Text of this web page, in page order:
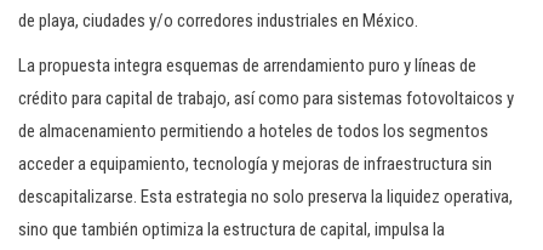
de playa, ciudades y/o corredores industriales en México.
La propuesta integra esquemas de arrendamiento puro y líneas de
crédito para capital de trabajo, así como para sistemas fotovoltaicos y
de almacenamiento permitiendo a hoteles de todos los segmentos
acceder a equipamiento, tecnología y mejoras de infraestructura sin
descapitalizarse. Esta estrategia no solo preserva la liquidez operativa,
sino que también optimiza la estructura de capital, impulsa la